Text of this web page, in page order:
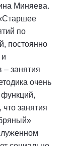
Миняева.
по
постоянно
– занятия
очень
занятия